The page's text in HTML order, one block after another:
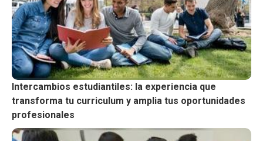
Intercambios estudiantiles: la experiencia que
transforma tu curriculum y amplia tus oportunidades
profesionales